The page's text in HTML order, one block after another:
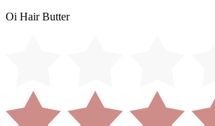
Oi Hair Butter